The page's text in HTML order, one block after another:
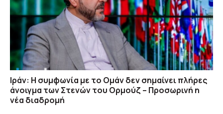
Ιράν: Η συμφωνία με το Ομάν δεν σημαίνει πλήρες
άνοιγμα των Στενών του Ορμούζ – Προσωρινή η
νέα διαδρομή